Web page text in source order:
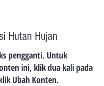
Hutan Hujan
pengganti. Untuk
ini, klik dua kali pada
Ubah Konten.